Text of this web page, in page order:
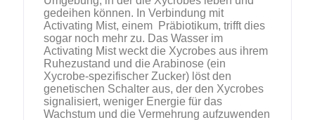
gedeihen können. In Verbindung mit
Activating Mist, einem Präbiotikum, trifft dies
sogar noch mehr zu. Das Wasser im
Activating Mist weckt die Xycrobes aus ihrem
Ruhezustand und die Arabinose (ein
Xycrobe-spezifischer Zucker) löst den
genetischen Schalter aus, der den Xycrobes
signalisiert, weniger Energie für das
Wachstum und die Vermehrung aufzuwenden